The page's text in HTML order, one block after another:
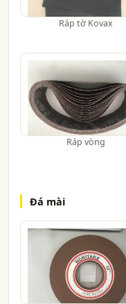
Ráp tờ Kovax
Ráp vòng
Đá mài